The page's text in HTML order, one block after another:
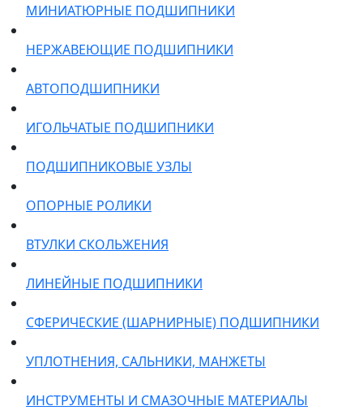
МИНИАТЮРНЫЕ ПОДШИПНИКИ
НЕРЖАВЕЮЩИЕ ПОДШИПНИКИ
АВТОПОДШИПНИКИ
ИГОЛЬЧАТЫЕ ПОДШИПНИКИ
ПОДШИПНИКОВЫЕ УЗЛЫ
ОПОРНЫЕ РОЛИКИ
ВТУЛКИ СКОЛЬЖЕНИЯ
ЛИНЕЙНЫЕ ПОДШИПНИКИ
СФЕРИЧЕСКИЕ (ШАРНИРНЫЕ) ПОДШИПНИКИ
УПЛОТНЕНИЯ, САЛЬНИКИ, МАНЖЕТЫ
ИНСТРУМЕНТЫ И СМАЗОЧНЫЕ МАТЕРИАЛЫ